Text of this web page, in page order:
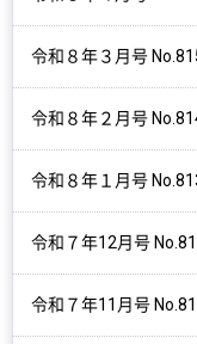
令和８年３月号
令和８年２月号
令和８年１月号
令和７年12月号
令和７年11月号